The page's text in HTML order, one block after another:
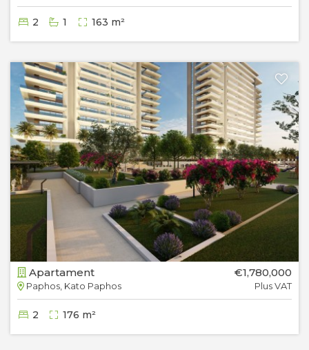
2 1 163 m²
Apartament
Paphos, Kato Paphos
€1,780,000
Plus VAT
2 176 m²